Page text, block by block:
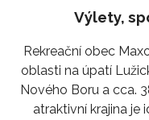
Výlety,
Rekreační obec
oblasti na úpatí
Nového Boru a cca.
atraktivní krajina je